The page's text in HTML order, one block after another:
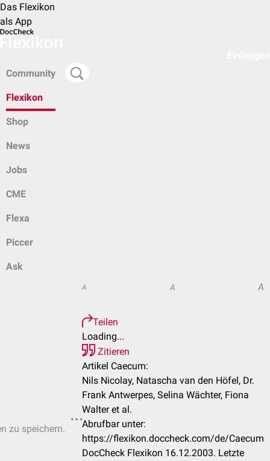
Das Flexikon
als App
Community
Flexikon
Shop
News
Jobs
CME
Flexa
Piccer
Ask
zu speichern.
A A A
Teilen
Loading...
Zitieren
Artikel Caecum:
Nils Nicolay, Natascha van den Höfel, Dr.
Frank Antwerpes, Selina Wächter, Fiona
Walter et al.
Abrufbar unter:
https://flexikon.doccheck.com/de/Caecum
DocCheck Flexikon 16.12.2003. Letzte